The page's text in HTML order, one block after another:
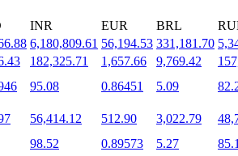
populaire tokens te verdienen.
INR EUR BRL
6,180,809.61 56,194.53 331,181.70
182,325.71 1,657.66 9,769.42
95.08 0.86451 5.09
56,414.12 512.90 3,022.79
98.52 0.89573 5.27